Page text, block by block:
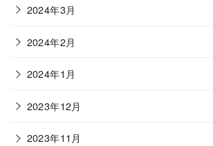
2024年3月
2024年2月
2024年1月
2023年12月
2023年11月